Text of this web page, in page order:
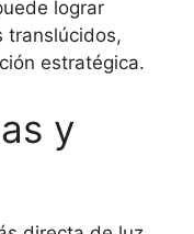
lograr
translúcidos,
estratégica.
y